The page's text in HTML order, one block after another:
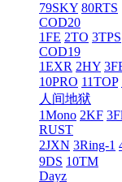
79SKY 80RTS
COD20
1FE 2TO 3TPS
COD19
1EXR 2HY
10PRO 11TOP
人间地狱
1Mono 2KF
RUST
2JXN 3Ring-1
9DS 10TM
Dayz